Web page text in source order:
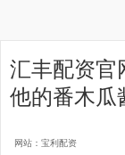
汇丰配资官
他的番木瓜
网站：宝利配资